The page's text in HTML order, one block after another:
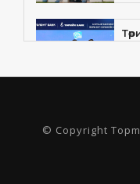
© Copyright